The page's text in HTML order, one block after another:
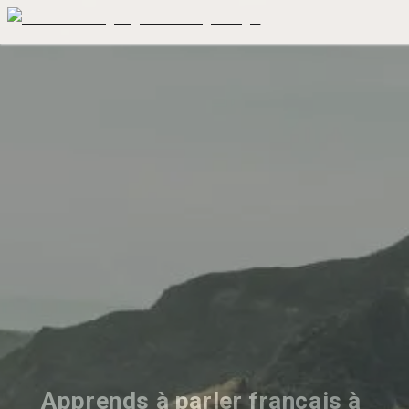
Apprends à parler français à